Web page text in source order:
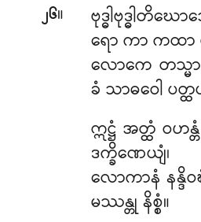
၂၆။
ဗုဒ္ဓါဗုဒ္ဓါ
ရော ကာ ကထာ ဗု
လောကေ တသ္
ခံ သာဓဝေါ ပတ္ထ
ဣဋ္ဌံ အတ္ထံ ဝဟ
ဒက္ခိဏေယျံ၊
လောကာနံ နန္
မဿန္တု နိစ္စံ။